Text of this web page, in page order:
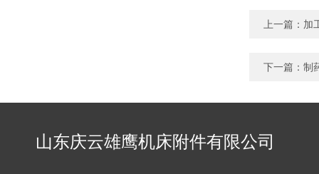
上一篇： 加
下一篇： 制
山东庆云雄鹰机床附件有限公司